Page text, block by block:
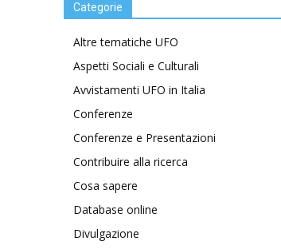
Categorie
Altre tematiche UFO
Aspetti Sociali e Culturali
Avvistamenti UFO in Italia
Conferenze
Conferenze e Presentazioni
Contribuire alla ricerca
Cosa sapere
Database online
Divulgazione